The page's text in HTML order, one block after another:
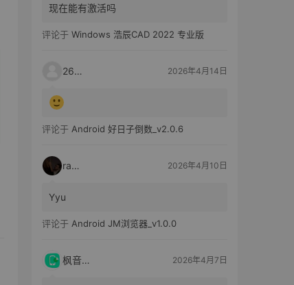
现在能有激活吗
评论于 Windows 浩辰CAD 2022 专业版
2603 2026年4月14日
评论于 Android 好日子倒数_v2.0.6
raka 2026年4月10日
Yyu
评论于 Android JM浏览器_v1.0.0
枫音应用 2026年4月7日